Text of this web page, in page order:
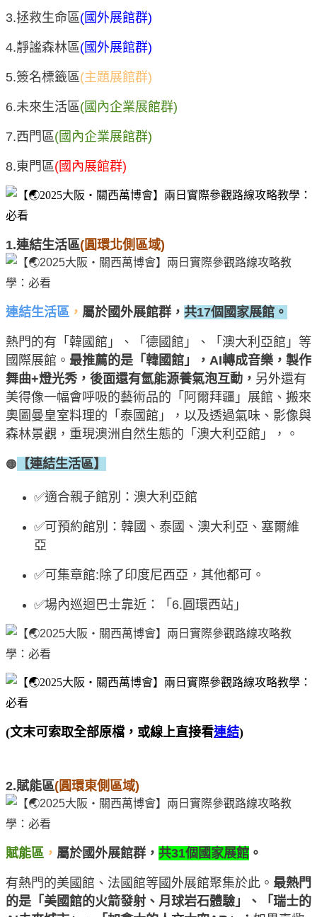
3.拯救生命區(國外展館群)
4.靜謐森林區(國外展館群)
5.簽名標籤區(主題展館群)
6.未來生活區(國內企業展館群)
7.西門區(國內企業展館群)
8.東門區(國內展館群)
1.連結生活區(圓環北側區域)
連結生活區 ， 屬於國外展館群， 共17個國家展館。
熱門的有「韓國館」、「德國館」、「澳大利亞館」等
國際展館。 最推薦的是「韓國館」，AI轉成音樂，製作
舞曲+燈光秀，後面還有氫能源養氣泡互動， 另外還有
美得像一幅會呼吸的藝術品的「阿爾拜疆」展館、搬來
奧圖曼皇室料理的「泰國館」，以及透過氣味、影像與
森林景觀，重現澳洲自然生態的「澳大利亞館」，。
🟠 【連結生活區】
✅適合親子館別：澳大利亞館
✅可預約館別：韓國、泰國、澳大利亞、塞爾維
亞
✅可集章館:除了印度尼西亞，其他都可。
✅場內巡迴巴士靠近：「6.圓環西站」
(文末可索取全部原檔，或線上直接看連結)
2.賦能區(圓環東側區域)
賦能區 ， 屬於國外展館群， 共31個國家展館 。
有熱門的美國館、法國館等國外展館聚集於此。 最熱門
的是「美國館的火箭發射、月球岩石體驗」、「瑞士的